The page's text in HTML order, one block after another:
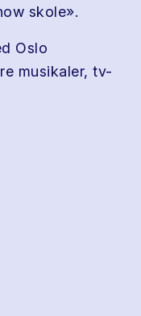
skole».
Oslo
musikaler, tv-